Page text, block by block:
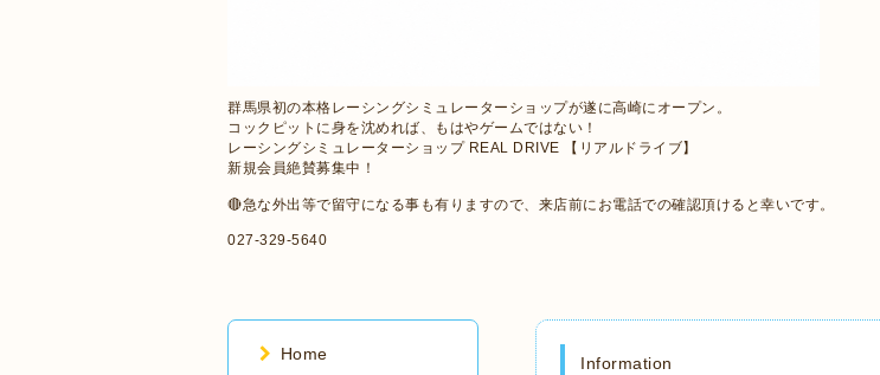
群馬県初の本格レーシングシミュレーターショップが遂に高崎にオープン。
コックピットに身を沈めれば、もはやゲームではない！
レーシングシミュレーターショップ REAL DRIVE 【リアルドライブ】
新規会員絶賛募集中！
🔴急な外出等で留守になる事も有りますので、来店前にお電話での確認頂けると幸いです。
027-329-5640
Information
Home